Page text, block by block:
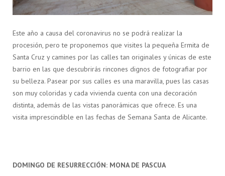
Este año a causa del coronavirus no se podrá realizar la
procesión, pero te proponemos que visites la pequeña Ermita de
Santa Cruz y camines por las calles tan originales y únicas de este
barrio en las que descubrirás rincones dignos de fotografiar por
su belleza. Pasear por sus calles es una maravilla, pues las casas
son muy coloridas y cada vivienda cuenta con una decoración
distinta, además de las vistas panorámicas que ofrece. Es una
visita imprescindible en las fechas de Semana Santa de Alicante.
DOMINGO DE RESURRECCIÓN: MONA DE PASCUA